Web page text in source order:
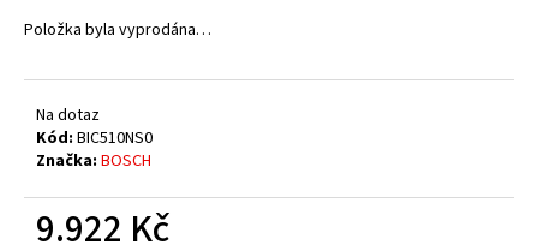
Položka byla vyprodána…
Na dotaz
Kód: BIC510NS0
Značka: BOSCH
9.922 Kč
D
o